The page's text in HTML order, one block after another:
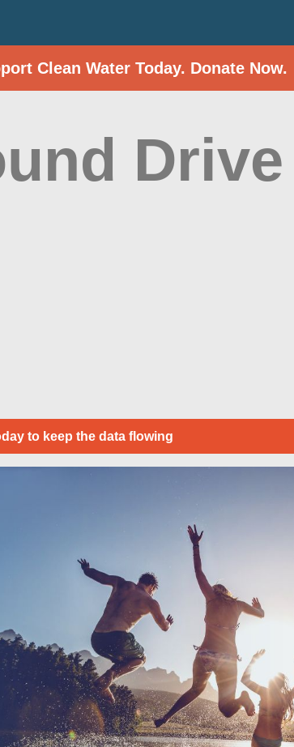
Clean Water Today. Donate Now.
Drive
to keep the data flowing